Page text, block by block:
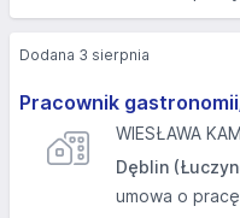
Pracownik
WIESŁAWA
Dęblin
umowa o pracę
Dodana 3 sierpnia